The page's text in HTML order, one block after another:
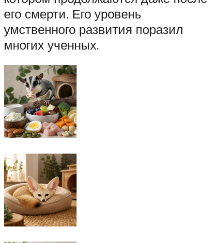
его смерти. Его уровень
умственного развития поразил
многих ученных.